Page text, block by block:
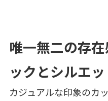
唯一無二の存
ックとシルエッ
カジュアルな印象のカ